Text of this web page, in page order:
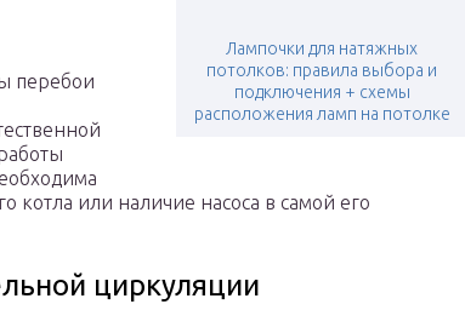
Лампочки для натяжных
потолков: правила выбора и
подключения + схемы
расположения ламп на потолке
перебои
котла или наличие насоса в самой его
циркуляции